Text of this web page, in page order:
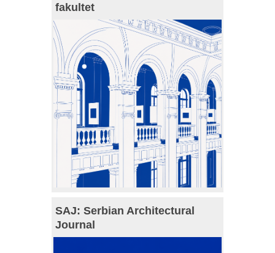
fakultet
SAJ: Serbian Architectural
Journal